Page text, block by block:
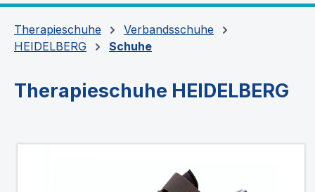
Therapieschuhe
Verbandsschuhe
HEIDELBERG
Schuhe
Therapieschuhe HEIDELBERG